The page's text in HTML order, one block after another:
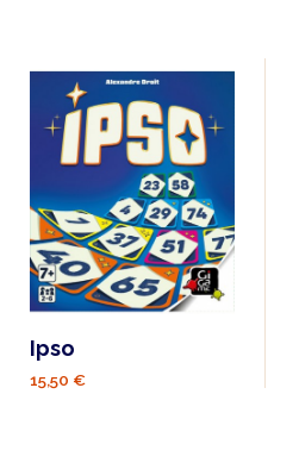
Ipso
15,50 €